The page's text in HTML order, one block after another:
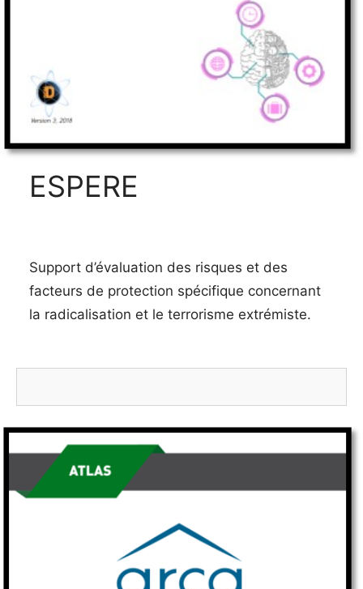
ESPERE
Support d’évaluation des risques et des
facteurs de protection spécifique concernant
la radicalisation et le terrorisme extrémiste.